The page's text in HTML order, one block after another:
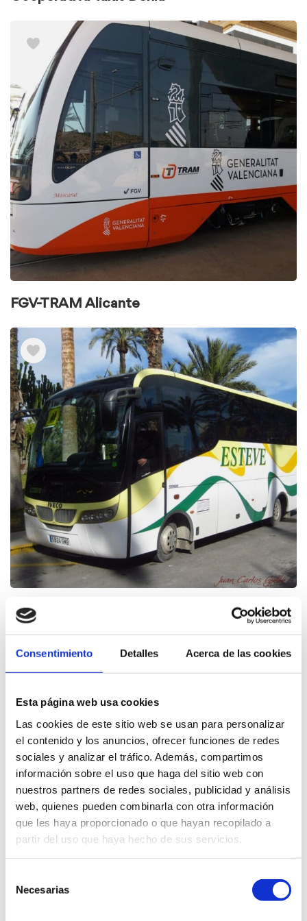
Consentimiento Detalles Acerca de las cookies
Esta página web usa cookies
Las cookies de este sitio web se usan para personalizar
el contenido y los anuncios, ofrecer funciones de redes
sociales y analizar el tráfico. Además, compartimos
información sobre el uso que haga del sitio web con
nuestros partners de redes sociales, publicidad y análisis
web, quienes pueden combinarla con otra información
que les haya proporcionado o que hayan recopilado a
partir del uso que haya hecho de sus servicios.
Necesarias
FGV-TRAM Alicante
Autobuses Esteve